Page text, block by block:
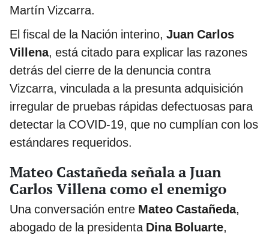
Martín Vizcarra.
El fiscal de la Nación interino, Juan Carlos
Villena, está citado para explicar las razones
detrás del cierre de la denuncia contra
Vizcarra, vinculada a la presunta adquisición
irregular de pruebas rápidas defectuosas para
detectar la COVID-19, que no cumplían con los
estándares requeridos.
Mateo Castañeda señala a Juan
Carlos Villena como el enemigo
Una conversación entre Mateo Castañeda,
abogado de la presidenta Dina Boluarte,